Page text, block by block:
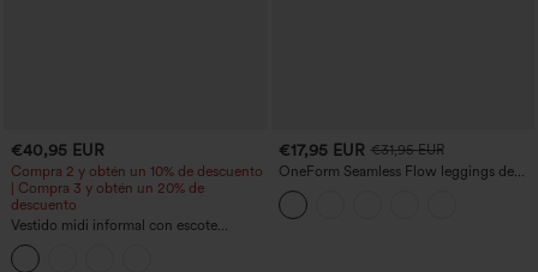
€40,95 EUR
Compra 2 y obtén un 10% de descuento
| Compra 3 y obtén un 20% de
descuento
Vestido midi informal con escote
redondo, sujetador integrado, sin
mangas y bajo con volantes
€17,95 EUR €31,95 EUR
OneForm Seamless Flow leggings de
yoga de talle alto con control abdominal
y realce de glúteos